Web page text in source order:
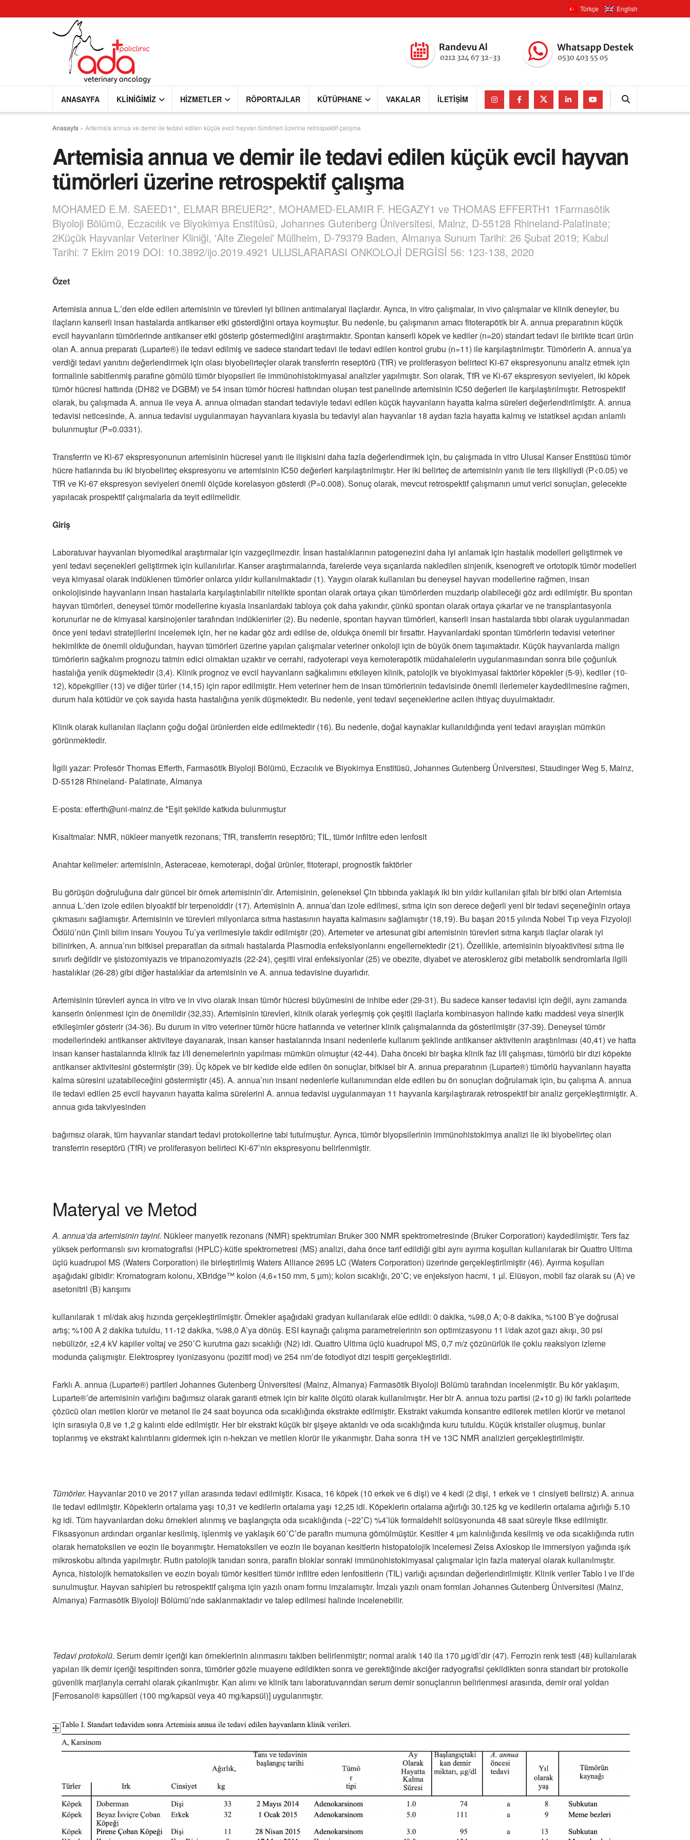
Türkçe English
ANASAYFA KLINIĞIMIZ HIZMETLER RÖPORTAJLAR KÜTÜPHANE VAKALAR İLETIŞIM
Anasayfa » Artemisia annua ve demir ile tedavi edilen küçük evcil hayvan tümörleri üzerine retrospektif çalışma
Artemisia annua ve demir ile tedavi edilen küçük evcil hayvan
tümörleri üzerine retrospektif çalışma
MOHAMED E.M. SAEED1*, ELMAR BREUER2*, MOHAMED-ELAMIR F. HEGAZY1 ve THOMAS EFFERTH1 1Farmasötik
Biyoloji Bölümü, Eczacılık ve Biyokimya Enstitüsü, Johannes Gutenberg Üniversitesi, Mainz, D-55128 Rhineland-Palatinate;
2Küçük Hayvanlar Veteriner Kliniği, 'Alte Ziegelei' Müllheim, D-79379 Baden, Almanya Sunum Tarihi: 26 Şubat 2019; Kabul
Tarihi: 7 Ekim 2019 DOI: 10.3892/ijo.2019.4921 ULUSLARARASI ONKOLOJİ DERGİSİ 56: 123-138, 2020
Özet
Artemisia annua L.’den elde edilen artemisinin ve türevleri iyi bilinen antimalaryal ilaçlardır. Ayrıca, in vitro çalışmalar, in vivo çalışmalar ve klinik deneyler, bu
ilaçların kanserli insan hastalarda antikanser etki gösterdiğini ortaya koymuştur. Bu nedenle, bu çalışmanın amacı fitoterapötik bir A. annua preparatının küçük
evcil hayvanların tümörlerinde antikanser etki gösterip göstermediğini araştırmaktır. Spontan kanserli köpek ve kediler (n=20) standart tedavi ile birlikte ticari ürün
olan A. annua preparatı (Luparte®) ile tedavi edilmiş ve sadece standart tedavi ile tedavi edilen kontrol grubu (n=11) ile karşılaştırılmıştır. Tümörlerin A. annua’ya
verdiği tedavi yanıtını değerlendirmek için olası biyobelirteçler olarak transferrin reseptörü (TfR) ve proliferasyon belirteci Ki-67 ekspresyonunu analiz etmek için
formalinle sabitlenmiş parafine gömülü tümör biyopsileri ile immünohistokimyasal analizler yapılmıştır. Son olarak, TfR ve Ki-67 ekspresyon seviyeleri, iki köpek
tümör hücresi hattında (DH82 ve DGBM) ve 54 insan tümör hücresi hattından oluşan test panelinde artemisinin IC50 değerleri ile karşılaştırılmıştır. Retrospektif
olarak, bu çalışmada A. annua ile veya A. annua olmadan standart tedaviyle tedavi edilen küçük hayvanların hayatta kalma süreleri değerlendirilmiştir. A. annua
tedavisi neticesinde, A. annua tedavisi uygulanmayan hayvanlara kıyasla bu tedaviyi alan hayvanlar 18 aydan fazla hayatta kalmış ve istatiksel açıdan anlamlı
bulunmuştur (P=0.0331).
Transferrin ve Ki-67 ekspresyonunun artemisinin hücresel yanıtı ile ilişkisini daha fazla değerlendirmek için, bu çalışmada in vitro Ulusal Kanser Enstitüsü tümör
hücre hatlarında bu iki biyobelirteç ekspresyonu ve artemisinin IC50 değerleri karşılaştırılmıştır. Her iki belirteç de artemisinin yanıtı ile ters ilişkiliydi (P<0.05) ve
TfR ve Ki-67 ekspresyon seviyeleri önemli ölçüde korelasyon gösterdi (P=0.008). Sonuç olarak, mevcut retrospektif çalışmanın umut verici sonuçları, gelecekte
yapılacak prospektif çalışmalarla da teyit edilmelidir.
Giriş
Laboratuvar hayvanları biyomedikal araştırmalar için vazgeçilmezdir. İnsan hastalıklarının patogenezini daha iyi anlamak için hastalık modelleri geliştirmek ve
yeni tedavi seçenekleri geliştirmek için kullanılırlar. Kanser araştırmalarında, farelerde veya sıçanlarda nakledilen sinjenik, ksenogreft ve ortotopik tümör modelleri
veya kimyasal olarak indüklenen tümörler onlarca yıldır kullanılmaktadır (1). Yaygın olarak kullanılan bu deneysel hayvan modellerine rağmen, insan
onkolojisinde hayvanların insan hastalarla karşılaştırılabilir nitelikte spontan olarak ortaya çıkan tümörlerden muzdarip olabileceği göz ardı edilmiştir. Bu spontan
hayvan tümörleri, deneysel tümör modellerine kıyasla insanlardaki tabloya çok daha yakındır, çünkü spontan olarak ortaya çıkarlar ve ne transplantasyonla
korunurlar ne de kimyasal karsinojenler tarafından indüklenirler (2). Bu nedenle, spontan hayvan tümörleri, kanserli insan hastalarda tıbbi olarak uygulanmadan
önce yeni tedavi stratejilerini incelemek için, her ne kadar göz ardı edilse de, oldukça önemli bir fırsattır. Hayvanlardaki spontan tümörlerin tedavisi veteriner
hekimlikte de önemli olduğundan, hayvan tümörleri üzerine yapılan çalışmalar veteriner onkoloji için de büyük önem taşımaktadır. Küçük hayvanlarda malign
tümörlerin sağkalım prognozu tatmin edici olmaktan uzaktır ve cerrahi, radyoterapi veya kemoterapötik müdahalelerin uygulanmasından sonra bile çoğunluk
hastalığa yenik düşmektedir (3,4). Klinik prognoz ve evcil hayvanların sağkalımını etkileyen klinik, patolojik ve biyokimyasal faktörler köpekler (5-9), kediler (10-
12), köpekgiller (13) ve diğer türler (14,15) için rapor edilmiştir. Hem veteriner hem de insan tümörlerinin tedavisinde önemli ilerlemeler kaydedilmesine rağmen,
durum hala kötüdür ve çok sayıda hasta hastalığına yenik düşmektedir. Bu nedenle, yeni tedavi seçeneklerine acilen ihtiyaç duyulmaktadır.
Klinik olarak kullanılan ilaçların çoğu doğal ürünlerden elde edilmektedir (16). Bu nedenle, doğal kaynaklar kullanıldığında yeni tedavi arayışları mümkün
görünmektedir.
İlgili yazar: Profesör Thomas Efferth, Farmasötik Biyoloji Bölümü, Eczacılık ve Biyokimya Enstitüsü, Johannes Gutenberg Üniversitesi, Staudinger Weg 5, Mainz,
D-55128 Rhineland- Palatinate, Almanya
E-posta: efferth@uni-mainz.de *Eşit şekilde katkıda bulunmuştur
Kısaltmalar: NMR, nükleer manyetik rezonans; TfR, transferrin reseptörü; TIL, tümör infiltre eden lenfosit
Anahtar kelimeler: artemisinin, Asteraceae, kemoterapi, doğal ürünler, fitoterapi, prognostik faktörler
Bu görüşün doğruluğuna dair güncel bir örnek artemisinin’dir. Artemisinin, geleneksel Çin tıbbında yaklaşık iki bin yıldır kullanılan şifalı bir bitki olan Artemisia
annua L.’den izole edilen biyoaktif bir terpenoiddir (17). Artemisinin A. annua’dan izole edilmesi, sıtma için son derece değerli yeni bir tedavi seçeneğinin ortaya
çıkmasını sağlamıştır. Artemisinin ve türevleri milyonlarca sıtma hastasının hayatta kalmasını sağlamıştır (18,19). Bu başarı 2015 yılında Nobel Tıp veya Fizyoloji
Ödülü’nün Çinli bilim insanı Youyou Tu’ya verilmesiyle takdir edilmiştir (20). Artemeter ve artesunat gibi artemisinin türevleri sıtma karşıtı ilaçlar olarak iyi
bilinirken, A. annua’nın bitkisel preparatları da sıtmalı hastalarda Plasmodia enfeksiyonlarını engellemektedir (21). Özellikle, artemisinin biyoaktivitesi sıtma ile
sınırlı değildir ve şistozomiyazis ve tripanozomiyazis (22-24), çeşitli viral enfeksiyonlar (25) ve obezite, diyabet ve ateroskleroz gibi metabolik sendromlarla ilgili
hastalıklar (26-28) gibi diğer hastalıklar da artemisinin ve A. annua tedavisine duyarlıdır.
Artemisinin türevleri ayrıca in vitro ve in vivo olarak insan tümör hücresi büyümesini de inhibe eder (29-31). Bu sadece kanser tedavisi için değil, aynı zamanda
kanserin önlenmesi için de önemlidir (32,33). Artemisinin türevleri, klinik olarak yerleşmiş çok çeşitli ilaçlarla kombinasyon halinde katkı maddesi veya sinerjik
etkileşimler gösterir (34-36). Bu durum in vitro veteriner tümör hücre hatlarında ve veteriner klinik çalışmalarında da gösterilmiştir (37-39). Deneysel tümör
modellerindeki antikanser aktiviteye dayanarak, insan kanser hastalarında insani nedenlerle kullanım şeklinde antikanser aktivitenin araştırılması (40,41) ve hatta
insan kanser hastalarında klinik faz I/II denemelerinin yapılması mümkün olmuştur (42-44). Daha önceki bir başka klinik faz I/II çalışması, tümörlü bir dizi köpekte
antikanser aktivitesini göstermiştir (39). Üç köpek ve bir kedide elde edilen ön sonuçlar, bitkisel bir A. annua preparatının (Luparte®) tümörlü hayvanların hayatta
kalma süresini uzatabileceğini göstermiştir (45). A. annua’nın insani nedenlerle kullanımından elde edilen bu ön sonuçları doğrulamak için, bu çalışma A. annua
ile tedavi edilen 25 evcil hayvanın hayatta kalma sürelerini A. annua tedavisi uygulanmayan 11 hayvanla karşılaştırarak retrospektif bir analiz gerçekleştirmiştir. A.
annua gıda takviyesinden
bağımsız olarak, tüm hayvanlar standart tedavi protokollerine tabi tutulmuştur. Ayrıca, tümör biyopsilerinin immünohistokimya analizi ile iki biyobelirteç olan
transferrin reseptörü (TfR) ve proliferasyon belirteci Ki-67’nin ekspresyonu belirlenmiştir.
Materyal ve Metod
A. annua’da artemisinin tayini. Nükleer manyetik rezonans (NMR) spektrumları Bruker 300 NMR spektrometresinde (Bruker Corporation) kaydedilmiştir. Ters faz
yüksek performanslı sıvı kromatografisi (HPLC)-kütle spektrometresi (MS) analizi, daha önce tarif edildiği gibi aynı ayırma koşulları kullanılarak bir Quattro Ultima
üçlü kuadrupol MS (Waters Corporation) ile birleştirilmiş Waters Alliance 2695 LC (Waters Corporation) üzerinde gerçekleştirilmiştir (46). Ayırma koşulları
aşağıdaki gibidir: Kromatogram kolonu, XBridge™ kolon (4,6×150 mm, 5 µm); kolon sıcaklığı, 20˚C; ve enjeksiyon hacmi, 1 µl. Elüsyon, mobil faz olarak su (A) ve
asetonitril (B) karışımı
kullanılarak 1 ml/dak akış hızında gerçekleştirilmiştir. Örnekler aşağıdaki gradyan kullanılarak elüe edildi: 0 dakika, %98,0 A; 0-8 dakika, %100 B’ye doğrusal
artış; %100 A 2 dakika tutuldu, 11-12 dakika, %98,0 A’ya dönüş. ESI kaynağı çalışma parametrelerinin son optimizasyonu 11 l/dak azot gazı akışı, 30 psi
nebülizör, ±2,4 kV kapiler voltaj ve 250˚C kurutma gazı sıcaklığı (N2) idi. Quattro Ultima üçlü kuadrupol MS, 0,7 m/z çözünürlük ile çoklu reaksiyon izleme
modunda çalışmıştır. Elektrosprey iyonizasyonu (pozitif mod) ve 254 nm’de fotodiyot dizi tespiti gerçekleştirildi.
Farklı A. annua (Luparte®) partileri Johannes Gutenberg Üniversitesi (Mainz, Almanya) Farmasötik Biyoloji Bölümü tarafından incelenmiştir. Bu kör yaklaşım,
Luparte®’de artemisinin varlığını bağımsız olarak garanti etmek için bir kalite ölçütü olarak kullanılmıştır. Her bir A. annua tozu partisi (2×10 g) iki farklı polaritede
çözücü olan metilen klorür ve metanol ile 24 saat boyunca oda sıcaklığında ekstrakte edilmiştir. Ekstrakt vakumda konsantre edilerek metilen klorür ve metanol
için sırasıyla 0,8 ve 1,2 g kalıntı elde edilmiştir. Her bir ekstrakt küçük bir şişeye aktarıldı ve oda sıcaklığında kuru tutuldu. Küçük kristaller oluşmuş, bunlar
toplanmış ve ekstrakt kalıntılarını gidermek için n-hekzan ve metilen klorür ile yıkanmıştır. Daha sonra 1H ve 13C NMR analizleri gerçekleştirilmiştir.
Tümörler. Hayvanlar 2010 ve 2017 yılları arasında tedavi edilmiştir. Kısaca, 16 köpek (10 erkek ve 6 dişi) ve 4 kedi (2 dişi, 1 erkek ve 1 cinsiyeti belirsiz) A. annua
ile tedavi edilmiştir. Köpeklerin ortalama yaşı 10,31 ve kedilerin ortalama yaşı 12,25 idi. Köpeklerin ortalama ağırlığı 30.125 kg ve kedilerin ortalama ağırlığı 5.10
kg idi. Tüm hayvanlardan doku örnekleri alınmış ve başlangıçta oda sıcaklığında (~22˚C) %4’lük formaldehit solüsyonunda 48 saat süreyle fikse edilmiştir.
Fiksasyonun ardından organlar kesilmiş, işlenmiş ve yaklaşık 60˚C’de parafin mumuna gömülmüştür. Kesitler 4 µm kalınlığında kesilmiş ve oda sıcaklığında rutin
olarak hematoksilen ve eozin ile boyanmıştır. Hematoksilen ve eozin ile boyanan kesitlerin histopatolojik incelemesi Zeiss Axioskop ile immersiyon yağında ışık
mikroskobu altında yapılmıştır. Rutin patolojik tanıdan sonra, parafin bloklar sonraki immünohistokimyasal çalışmalar için fazla materyal olarak kullanılmıştır.
Ayrıca, histolojik hematoksilen ve eozin boyalı tümör kesitleri tümör infiltre eden lenfositlerin (TIL) varlığı açısından değerlendirilmiştir. Klinik veriler Tablo I ve II’de
sunulmuştur. Hayvan sahipleri bu retrospektif çalışma için yazılı onam formu imzalamıştır. İmzalı yazılı onam formları Johannes Gutenberg Üniversitesi (Mainz,
Almanya) Farmasötik Biyoloji Bölümü’nde saklanmaktadır ve talep edilmesi halinde incelenebilir.
Tedavi protokolü. Serum demir içeriği kan örneklerinin alınmasını takiben belirlenmiştir; normal aralık 140 ila 170 µg/dl’dir (47). Ferrozin renk testi (48) kullanılarak
yapılan ilk demir içeriği tespitinden sonra, tümörler gözle muayene edildikten sonra ve gerektiğinde akciğer radyografisi çekildikten sonra standart bir protokolle
güvenlik marjlarıyla cerrahi olarak çıkarılmıştır. Kan alımı ve klinik tanı laboratuvarından serum demir sonuçlarının belirlenmesi arasında, demir oral yoldan
[Ferrosanol® kapsülleri (100 mg/kapsül veya 40 mg/kapsül)] uygulanmıştır.